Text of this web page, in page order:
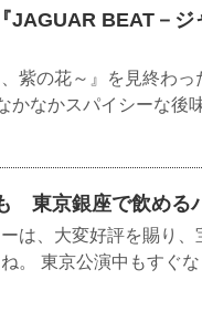
BEAT－ジ
紫の花～』を見終わっ
かなかスパイシーな後
東京銀座で飲める
は、大変好評を賜り
。 東京公演中もすぐ